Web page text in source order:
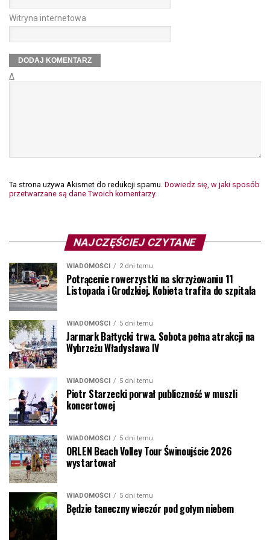
Witryna internetowa
Δ
Ta strona używa Akismet do redukcji spamu. Dowiedz się, w jaki sposób
przetwarzane są dane Twoich komentarzy.
NAJCZĘŚCIEJ CZYTANE
WIADOMOŚCI 2 dni temu
Potrącenie rowerzystki na skrzyżowaniu 11
Listopada i Grodzkiej. Kobieta trafiła do szpitala
WIADOMOŚCI 5 dni temu
Jarmark Bałtycki trwa. Sobota pełna atrakcji na
Wybrzeżu Władysława IV
WIADOMOŚCI 5 dni temu
Piotr Starzecki porwał publiczność w muszli
koncertowej
WIADOMOŚCI 5 dni temu
ORLEN Beach Volley Tour Świnoujście 2026
wystartował
WIADOMOŚCI 5 dni temu
Będzie taneczny wieczór pod gołym niebem